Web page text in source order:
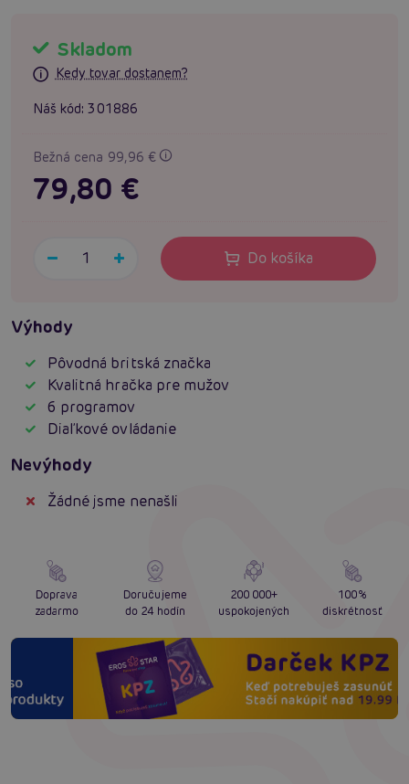
Skladom
Kedy tovar dostanem?
Náš kód: 301886
Bežná cena 99,96 €
79,80 €
Do košíka
Výhody
Pôvodná britská značka
Kvalitná hračka pre mužov
6 programov
Diaľkové ovládanie
Nevýhody
Žádné jsme nenašli
Doprava
zadarmo
Doručujeme
do 24 hodín
200 000+
uspokojených
100%
diskrétnosť